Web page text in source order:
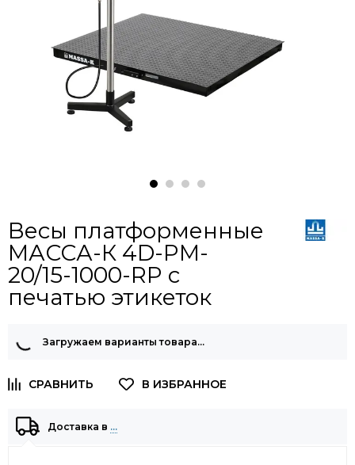
Весы платформенные
МАССА-К 4D-PM-
20/15-1000-RP с
печатью этикеток
Загружаем варианты товара…
Доставка в …